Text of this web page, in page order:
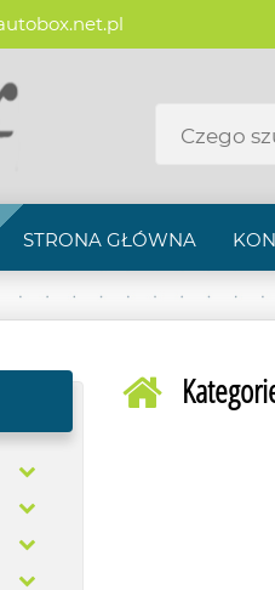
STRONA GŁÓWNA